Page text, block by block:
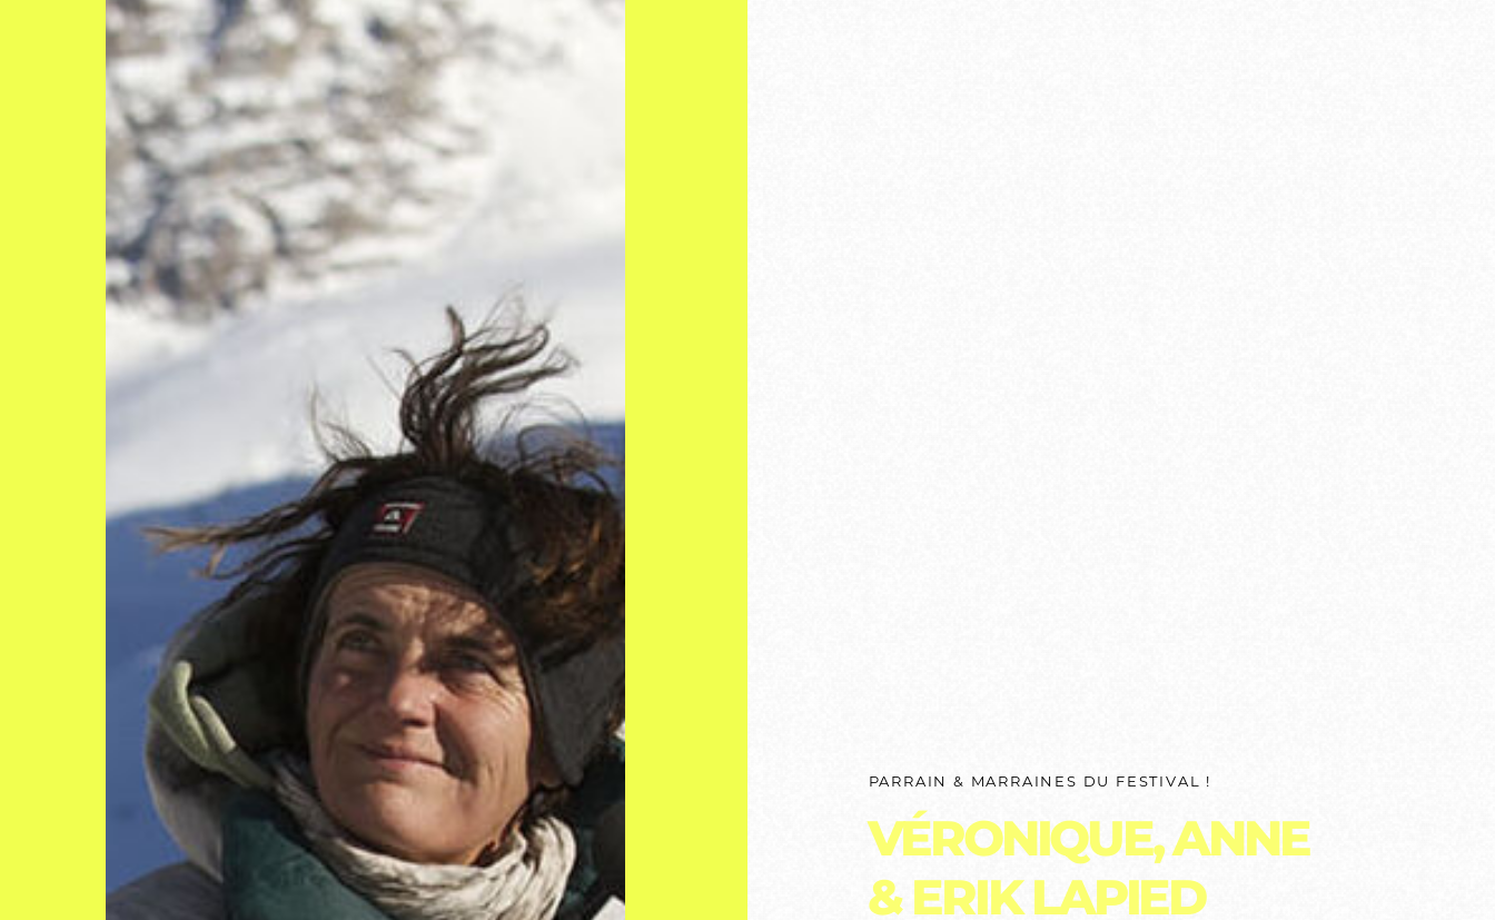
PARRAIN & MARRAINES DU FESTIVAL !
VÉRONIQUE, ANNE
& ERIK LAPIED